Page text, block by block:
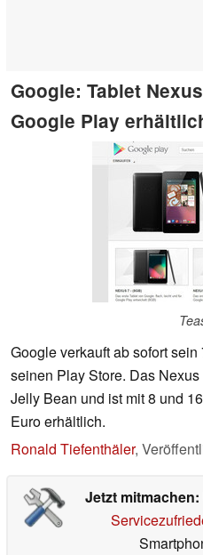
Google: Tablet
Google Play
Google verkauft ab sofort
seinen Play Store. Das
Jelly Bean und ist mit 8 und
Euro erhältlich.
Ronald Tiefenthäler,
Jetzt mitmachen: